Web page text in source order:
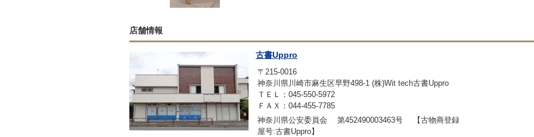
店舗情報
古書Uppro
〒215-0016
神奈川県川崎市麻生区早野498-1 (株)Wit tech古書Uppro
ＴＥＬ：045-550-5972
ＦＡＸ：044-455-7785
神奈川県公安委員会 第452490003463号 【古物商登録
屋号:古書Uppro】